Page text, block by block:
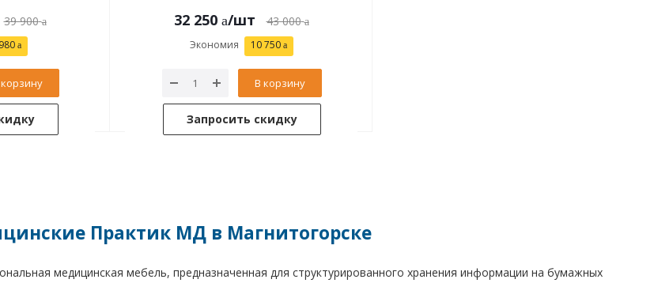
39 900 32 250 /шт 43 000
Экономия 10 750
В корзину
Запросить скидку
Практик МД в Магнитогорске
медицинская мебель, предназначенная для структурированного хранения информации на бумажных